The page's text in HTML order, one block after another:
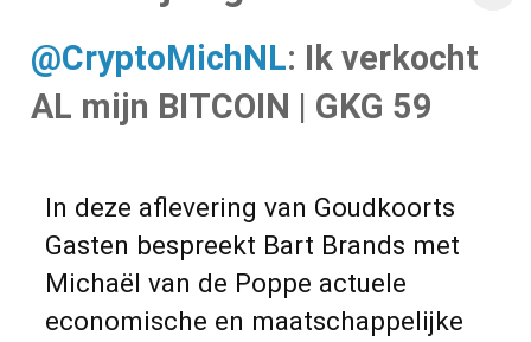
: Ik verkocht
AL mijn BITCOIN | GKG 59
In deze aflevering van Goudkoorts
Gasten bespreekt Bart Brands met
Michaël van de Poppe actuele
economische en maatschappelijke